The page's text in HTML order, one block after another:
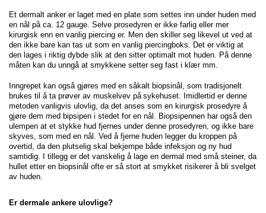
Et dermalt anker er laget med en plate som settes inn under huden med
en nål på ca. 12 gauge. Selve prosedyren er ikke farlig eller mer
kirurgisk enn en vanlig piercing er. Men den skiller seg likevel ut ved at
den ikke bare kan tas ut som en vanlig piercingboks. Det er viktig at
den lages i riktig dybde slik at den sitter optimalt mot huden. På denne
måten kan du unngå at smykkene setter seg fast i klær mm.
Inngrepet kan også gjøres med en såkalt biopsinål, som tradisjonelt
brukes til å ta prøver av muskelvev på sykehuset. Imidlertid er denne
metoden vanligvis ulovlig, da det anses som en kirurgisk prosedyre å
gjøre dem med bipsipen i stedet for en nål. Biopsipennen har også den
ulempen at et stykke hud fjernes under denne prosedyren, og ikke bare
skyves, som med en nål. Ved å fjerne huden legger du kroppen på
overtid, da den plutselig skal bekjempe både infeksjon og ny hud
samtidig. I tillegg er det vanskelig å lage en dermal med små steiner, da
hullet etter en biopsinål ofte er så stort at smykket risikerer å bli svelget
av huden.
Er dermale ankere ulovlige?